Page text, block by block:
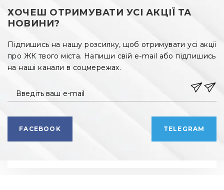
ХОЧЕШ ОТРИМУВАТИ УСІ АКЦІЇ ТА
НОВИНИ?
Підпишись на нашу розсилку, щоб отримувати усі акції
про ЖК твого міста. Напиши свій e-mail або підпишись
на наші канали в соцмережах.
Введіть ваш e-mail
FACEBOOK TELEGRAM